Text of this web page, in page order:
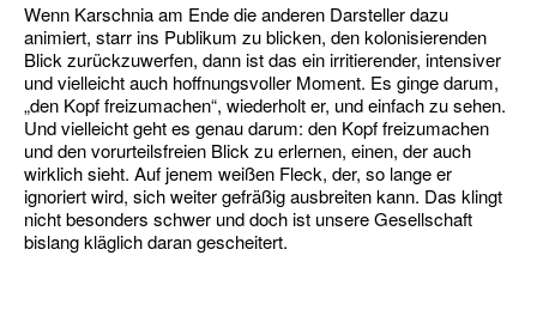
Wenn Karschnia am Ende die anderen Darsteller dazu
animiert, starr ins Publikum zu blicken, den kolonisierenden
Blick zurückzuwerfen, dann ist das ein irritierender, intensiver
und vielleicht auch hoffnungsvoller Moment. Es ginge darum,
„den Kopf freizumachen“, wiederholt er, und einfach zu sehen.
Und vielleicht geht es genau darum: den Kopf freizumachen
und den vorurteilsfreien Blick zu erlernen, einen, der auch
wirklich sieht. Auf jenem weißen Fleck, der, so lange er
ignoriert wird, sich weiter gefräßig ausbreiten kann. Das klingt
nicht besonders schwer und doch ist unsere Gesellschaft
bislang kläglich daran gescheitert.